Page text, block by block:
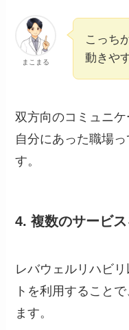
まこまる
こっち
動きや
双方向のコミュニ
自分にあった職場
す。
4.複数のサービ
レバウェルリハビ
トを利用すること
ます。